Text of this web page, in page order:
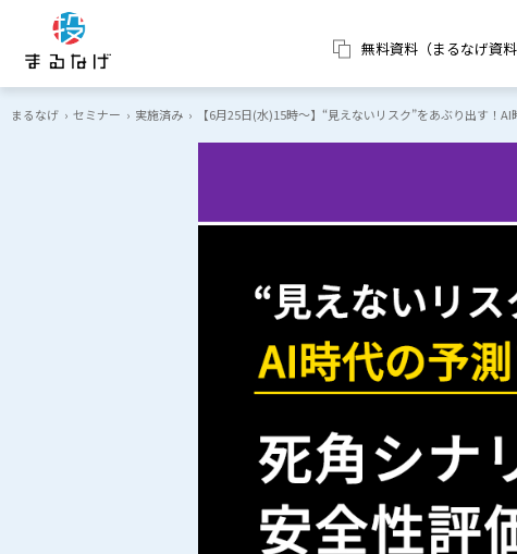
無料資料（まるなげ資料
まるなげ › セミナー › 実施済み › 【6月25日(水)15時～】“見えないリスク”をあぶり出す！